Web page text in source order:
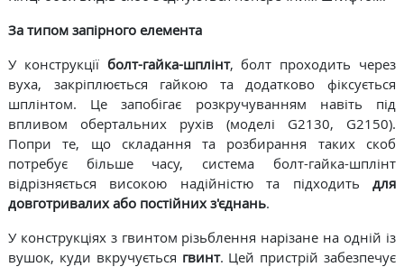
За типом запірного елемента
У конструкції болт-гайка-шплінт, болт проходить через
вуха, закріплюється гайкою та додатково фіксується
шплінтом. Це запобігає розкручуванням навіть під
впливом обертальних рухів (моделі G2130, G2150).
Попри те, що складання та розбирання таких скоб
потребує більше часу, система болт-гайка-шплінт
відрізняється високою надійністю та підходитьдля
довготривалих або постійних з'єднань.
У конструкціях з гвинтом різьблення нарізане на одній із
вушок, куди вкручується гвинт. Цей пристрій забезпечує